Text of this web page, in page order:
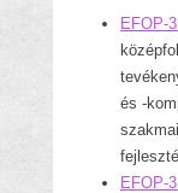
EFOP-
és -
EFOP-